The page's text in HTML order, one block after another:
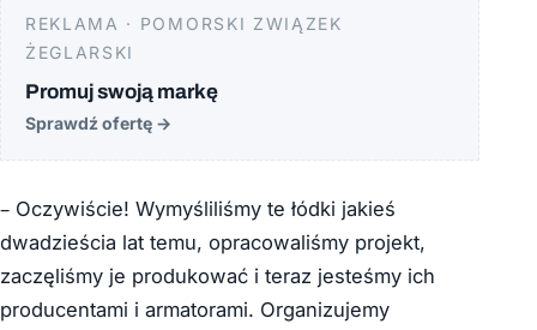
REKLAMA · POMORSKI ZWIĄZEK
ŻEGLARSKI
Promuj swoją markę
Sprawdź ofertę →
– Oczywiście! Wymyśliliśmy te łódki jakieś
dwadzieścia lat temu, opracowaliśmy projekt,
zaczęliśmy je produkować i teraz jesteśmy ich
producentami i armatorami. Organizujemy